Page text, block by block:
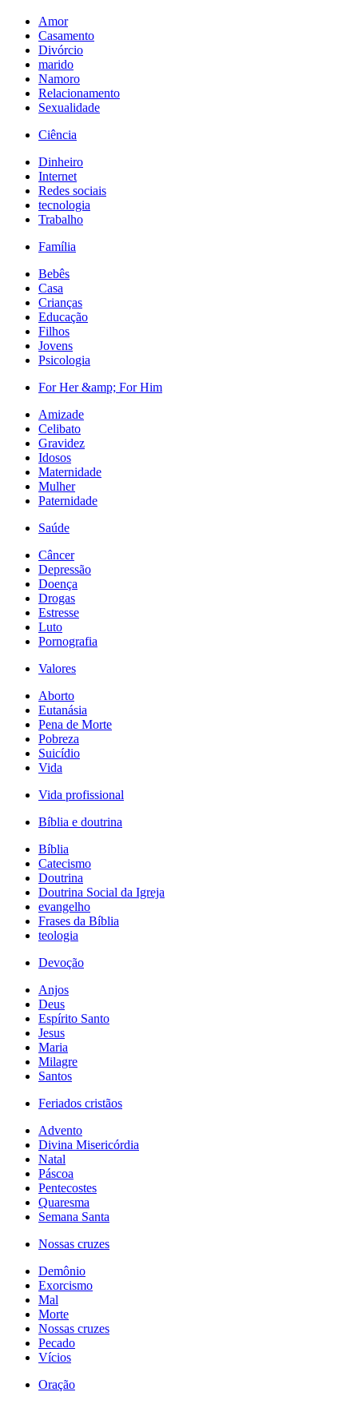
Amor
Casamento
Divórcio
marido
Namoro
Relacionamento
Sexualidade
Ciência
Dinheiro
Internet
Redes sociais
tecnologia
Trabalho
Família
Bebês
Casa
Crianças
Educação
Filhos
Jovens
Psicologia
For Her &amp; For Him
Amizade
Celibato
Gravidez
Idosos
Maternidade
Mulher
Paternidade
Saúde
Câncer
Depressão
Doença
Drogas
Estresse
Luto
Pornografia
Valores
Aborto
Eutanásia
Pena de Morte
Pobreza
Suicídio
Vida
Vida profissional
Bíblia e doutrina
Bíblia
Catecismo
Doutrina
Doutrina Social da Igreja
evangelho
Frases da Bíblia
teologia
Devoção
Anjos
Deus
Espírito Santo
Jesus
Maria
Milagre
Santos
Feriados cristãos
Advento
Divina Misericórdia
Natal
Páscoa
Pentecostes
Quaresma
Semana Santa
Nossas cruzes
Demônio
Exorcismo
Mal
Morte
Nossas cruzes
Pecado
Vícios
Oração